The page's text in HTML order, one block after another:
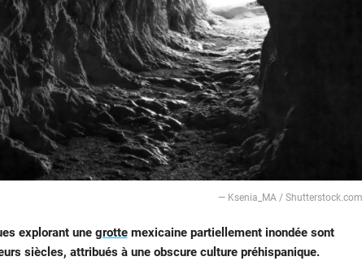
— Ksenia_MA / Shutterstock.com
explorant une grottemexicaine partiellement inondée sont
siècles, attribués à une obscure culture préhispanique.